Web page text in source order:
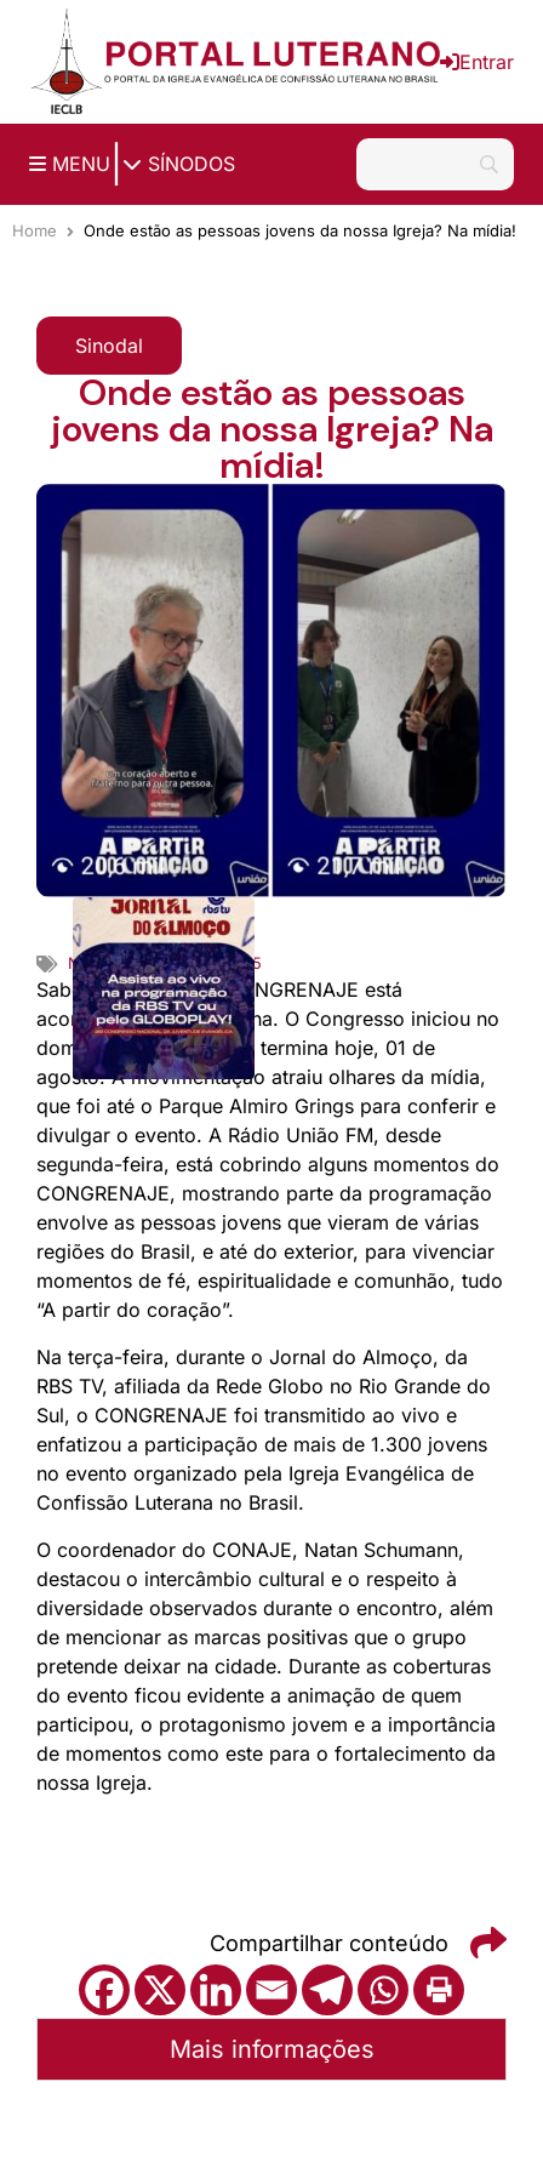
Ir para o conteúdo principal
Entrar
MENU SÍNODOS
Home Onde estão as pessoas jovens da nossa Igreja? Na mídia!
Sinodal
Onde estão as pessoas
jovens da nossa Igreja? Na
mídia!
Notícias 31/07/2025
Sabemos que o 26º CONGRENAJE está
acontecendo em Igrejinha. O Congresso iniciou no
domingo, 27 de julho, e termina hoje, 01 de
agosto. A movimentação atraiu olhares da mídia,
que foi até o Parque Almiro Grings para conferir e
divulgar o evento. A Rádio União FM, desde
segunda-feira, está cobrindo alguns momentos do
CONGRENAJE, mostrando parte da programação
envolve as pessoas jovens que vieram de várias
regiões do Brasil, e até do exterior, para vivenciar
momentos de fé, espiritualidade e comunhão, tudo
“A partir do coração”.
Na terça-feira, durante o Jornal do Almoço, da
RBS TV, afiliada da Rede Globo no Rio Grande do
Sul, o CONGRENAJE foi transmitido ao vivo e
enfatizou a participação de mais de 1.300 jovens
no evento organizado pela Igreja Evangélica de
Confissão Luterana no Brasil.
O coordenador do CONAJE, Natan Schumann,
destacou o intercâmbio cultural e o respeito à
diversidade observados durante o encontro, além
de mencionar as marcas positivas que o grupo
pretende deixar na cidade. Durante as coberturas
do evento ficou evidente a animação de quem
participou, o protagonismo jovem e a importância
de momentos como este para o fortalecimento da
nossa Igreja.
Compartilhar conteúdo
Mais informações